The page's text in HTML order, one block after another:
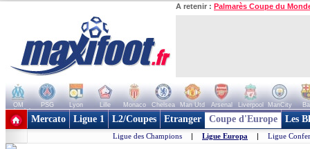
A retenir : Palmarès Coupe du
OM PSG Lyon Lille Monaco Chelsea Man Utd Arsenal Liverpool ManCity
+ de clubs
Mercato Ligue 1 L2/Coupes Etranger Coupe d'Europe Les
Ligue des Champions | Ligue Europa | Ligue